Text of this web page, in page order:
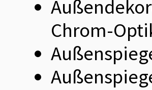
Chrom-